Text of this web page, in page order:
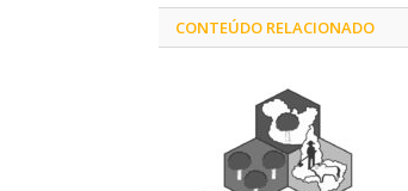
CONTEÚDO RELACIONADO